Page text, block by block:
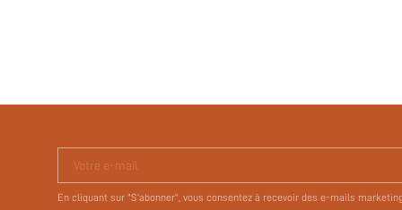
Votre e-mail
En cliquant sur "S'abonner", vous consentez à recevoir des e-mails